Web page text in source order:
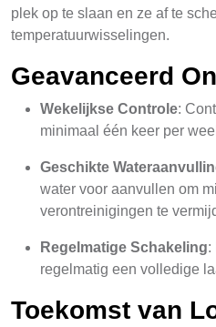
plek op te slaan en ze af te
temperatuurwisselingen.
Geavanceerd
Wekelijkse Controle:
minimaal één keer per
Geschikte
water voor aanvullen om
verontreinigingen te
Regelmatige Schakeling:
regelmatig een volledige
Toekomst van